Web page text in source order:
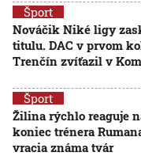
Šport
Nováčik Niké ligy
titulu. DAC v prvom
Trenčín zvíťazil v
Šport
Žilina rýchlo reaguje
koniec trénera
vracia známa tvár